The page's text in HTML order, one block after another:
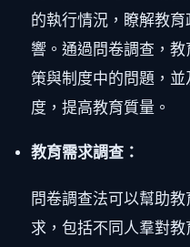
的執行情況，瞭解教
響。通過問卷調查，
策與制度中的問題，
度，提高教育質量。
教育需求調查：
問卷調查法可以幫助
求，包括不同人羣對